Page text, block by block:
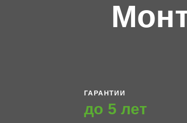
ГАРАНТИИ
до 5 лет